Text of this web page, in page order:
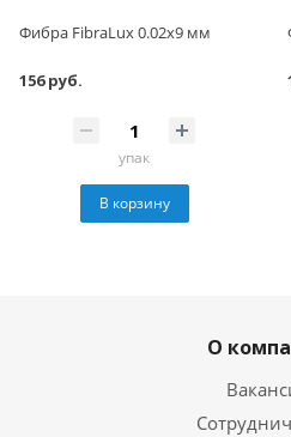
Фибра FibraLux 0.02х9 мм
156 руб.
упак
В корзину
О